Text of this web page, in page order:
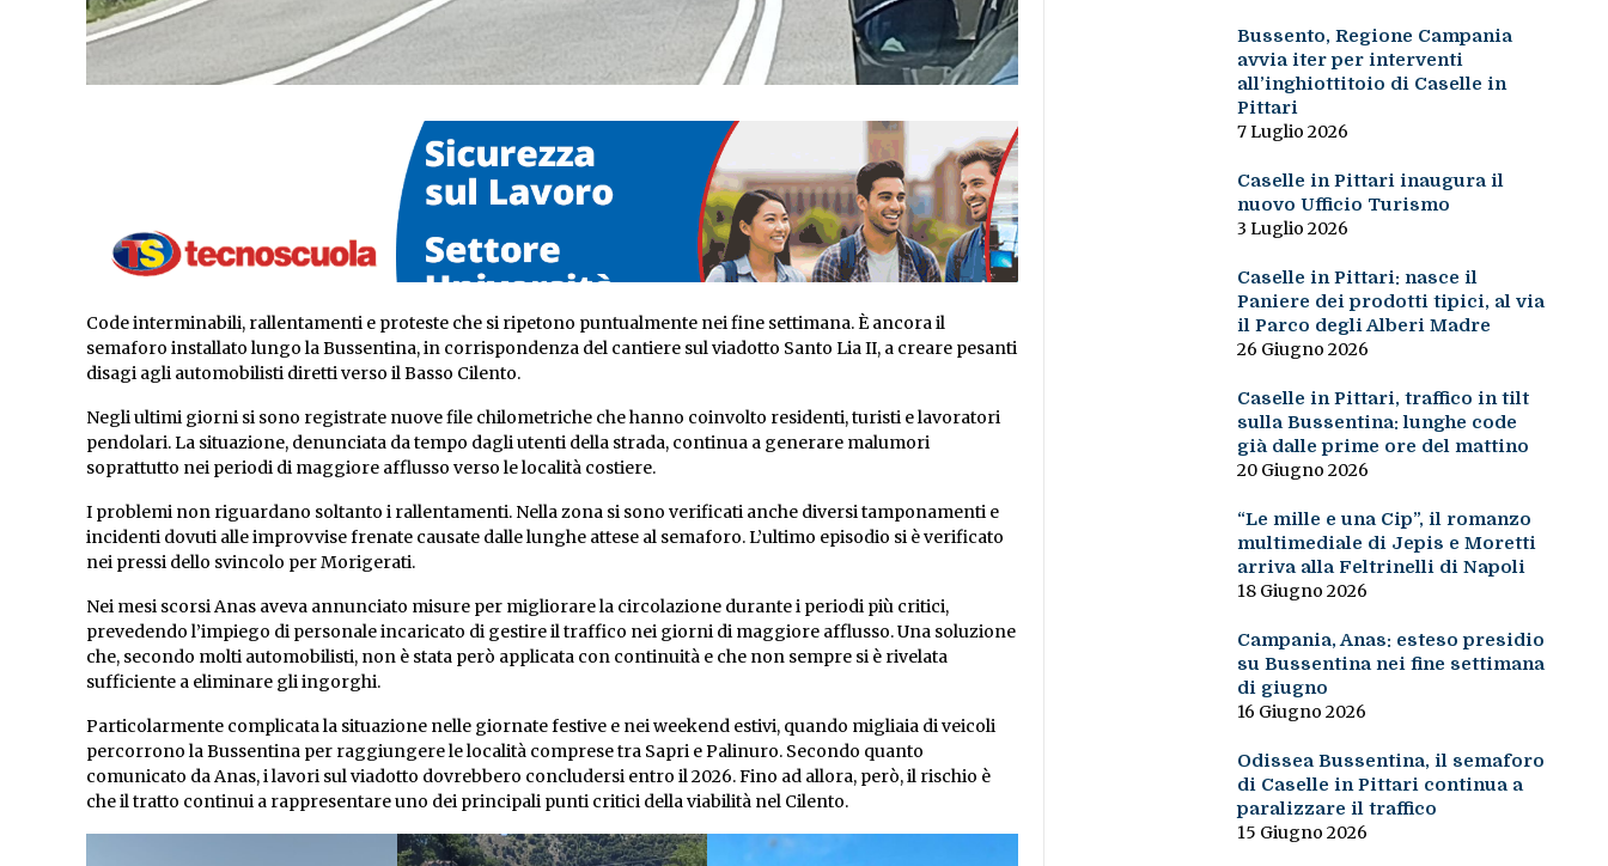
Code interminabili, rallentamenti e proteste che si ripetono puntualmente nei fine settimana. È ancora il
semaforo installato lungo la Bussentina, in corrispondenza del cantiere sul viadotto Santo Lia II, a creare pesanti
disagi agli automobilisti diretti verso il Basso Cilento.
Negli ultimi giorni si sono registrate nuove file chilometriche che hanno coinvolto residenti, turisti e lavoratori
pendolari. La situazione, denunciata da tempo dagli utenti della strada, continua a generare malumori
soprattutto nei periodi di maggiore afflusso verso le località costiere.
I problemi non riguardano soltanto i rallentamenti. Nella zona si sono verificati anche diversi tamponamenti e
incidenti dovuti alle improvvise frenate causate dalle lunghe attese al semaforo. L’ultimo episodio si è verificato
nei pressi dello svincolo per Morigerati.
Nei mesi scorsi Anas aveva annunciato misure per migliorare la circolazione durante i periodi più critici,
prevedendo l’impiego di personale incaricato di gestire il traffico nei giorni di maggiore afflusso. Una soluzione
che, secondo molti automobilisti, non è stata però applicata con continuità e che non sempre si è rivelata
sufficiente a eliminare gli ingorghi.
Particolarmente complicata la situazione nelle giornate festive e nei weekend estivi, quando migliaia di veicoli
percorrono la Bussentina per raggiungere le località comprese tra Sapri e Palinuro. Secondo quanto
comunicato da Anas, i lavori sul viadotto dovrebbero concludersi entro il 2026. Fino ad allora, però, il rischio è
che il tratto continui a rappresentare uno dei principali punti critici della viabilità nel Cilento.
Bussento, Regione Campania
avvia iter per interventi
all’inghiottitoio di Caselle in
Pittari
7 Luglio 2026
Caselle in Pittari inaugura il
nuovo Ufficio Turismo
3 Luglio 2026
Caselle in Pittari: nasce il
Paniere dei prodotti tipici, al via
il Parco degli Alberi Madre
26 Giugno 2026
Caselle in Pittari, traffico in tilt
sulla Bussentina: lunghe code
già dalle prime ore del mattino
20 Giugno 2026
“Le mille e una Cip”, il romanzo
multimediale di Jepis e Moretti
arriva alla Feltrinelli di Napoli
18 Giugno 2026
Campania, Anas: esteso presidio
su Bussentina nei fine settimana
di giugno
16 Giugno 2026
Odissea Bussentina, il semaforo
di Caselle in Pittari continua a
paralizzare il traffico
15 Giugno 2026